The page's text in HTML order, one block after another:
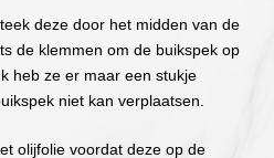
deze door het midden van de
de klemmen om de buikspek op
heb ze er maar een stukje
niet kan verplaatsen.
olijfolie voordat deze op de